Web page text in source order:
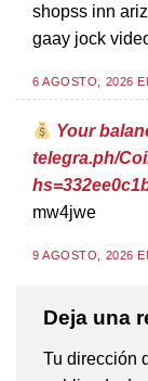
shopss inn
gaay jock
6 AGOSTO, 2026
Your
telegra.ph/
mw4jwe
9 AGOSTO, 2026
Deja una
Tu dirección